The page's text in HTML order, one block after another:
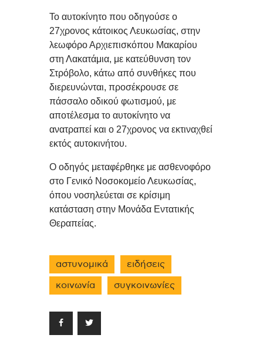
Το αυτοκίνητο που οδηγούσε ο
27χρονος κάτοικος Λευκωσίας, στην
λεωφόρο Αρχιεπισκόπου Μακαρίου
στη Λακατάμια, με κατεύθυνση τον
Στρόβολο, κάτω από συνθήκες που
διερευνώνται, προσέκρουσε σε
πάσσαλο οδικού φωτισμού, με
αποτέλεσμα το αυτοκίνητο να
ανατραπεί και ο 27χρονος να εκτιναχθεί
εκτός αυτοκινήτου.
Ο οδηγός μεταφέρθηκε με ασθενοφόρο
στο Γενικό Νοσοκομείο Λευκωσίας,
όπου νοσηλεύεται σε κρίσιμη
κατάσταση στην Μονάδα Εντατικής
Θεραπείας.
αστυνομικά ειδήσεις
κοινωνία συγκοινωνίες